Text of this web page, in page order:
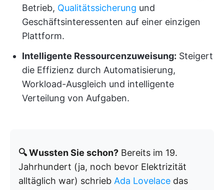
Betrieb, Qualitätssicherung und
Geschäftsinteressenten auf einer einzigen
Plattform.
Intelligente Ressourcenzuweisung: Steigert
die Effizienz durch Automatisierung,
Workload-Ausgleich und intelligente
Verteilung von Aufgaben.
🔍 Wussten Sie schon? Bereits im 19.
Jahrhundert (ja, noch bevor Elektrizität
alltäglich war) schrieb Ada Lovelace das